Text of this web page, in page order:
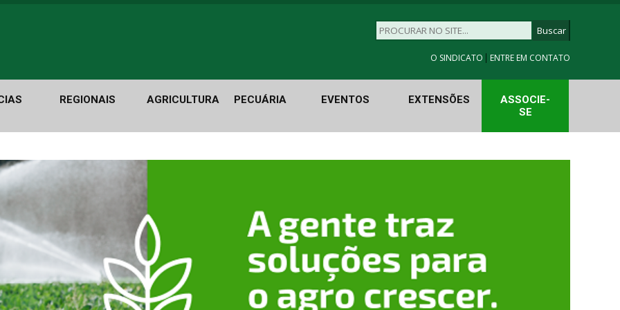
O SINDICATO | ENTRE EM CONTATO
REGIONAIS AGRICULTURA PECUÁRIA EVENTOS EXTENSÕES
ASSOCIE-
SE